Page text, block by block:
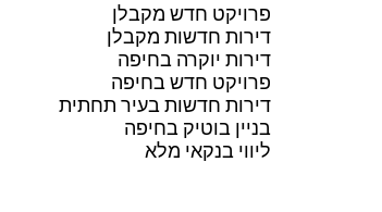
פרויקט חדש מקבלן
דירות חדשות מקבלן
דירות יוקרה בחיפה
פרויקט חדש בחיפה
דירות חדשות בעיר תחתית
בניין בוטיק בחיפה
ליווי בנקאי מלא